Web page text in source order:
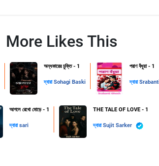
More Likes This
অন্ধকারের চুক্তি - 1
দ্বারাSohagi Baski
পরাণ বঁধুয়া - 1
দ্বারা
আগলে রেখো মোড়ে - 1
দ্বারাsari
THE TALE OF LOVE - 1
দ্বারাSujit Sarker